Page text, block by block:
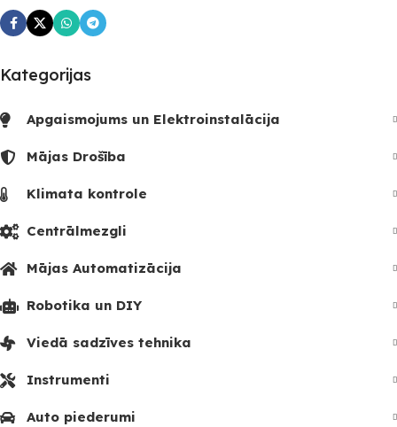
Kategorijas
Apgaismojums un Elektroinstalācija
Mājas Drošība
Klimata kontrole
Centrālmezgli
Mājas Automatizācija
Robotika un DIY
Viedā sadzīves tehnika
Instrumenti
Auto piederumi